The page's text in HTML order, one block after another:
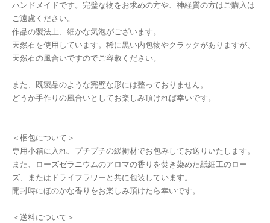
ハンドメイドです。完璧な物をお求めの方や、神経質の方はご購入は
ご遠慮ください。
作品の製法上、細かな気泡がございます。
天然石を使用しています。稀に黒い内包物やクラックがありますが、
天然石の風合いですのでご容赦ください。
また、既製品のような完璧な形には整っておりません。
どうか手作りの風合いとしてお楽しみ頂ければ幸いです。
＜梱包について＞
専用小箱に入れ、プチプチの緩衝材でお包みしてお送りいたします。
また、ローズゼラニウムのアロマの香りを焚き染めた紙細工のロー
ズ、またはドライフラワーと共に包装しています。
開封時にほのかな香りをお楽しみ頂けたら幸いです。
＜送料について＞